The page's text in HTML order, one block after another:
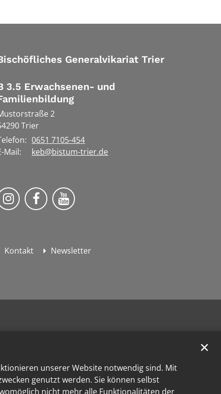
unserer Website notwendig sind. Mit
genutzt werden. Sie können selbst
nicht mehr alle Funktionalitäten der
✕
Generalvikariat Trier
3.5 Erwachsenen- und
2
Trier
0651 7105-454
Mail:
keb@bistum-trier.de
KEB Bildung Leben auf Instagram
KEB Bildung Leben auf Facebook
KEB Bildung Leben auf YouTube
Kontakt Newsletter